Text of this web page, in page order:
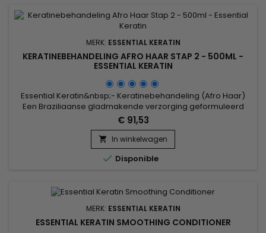
MERK: ESSENTIAL KERATIN
KERATINEBEHANDELING AFRO HAAR STAP 2 - 500ML -
ESSENTIAL KERATIN
Essential Keratin&nbsp;- Keratinebehandeling (Afro Haar)
Een Braziliaanse gladmakende verzorging geformuleerd
met Keratine, Aloë Vera en Macadamia-olie om het haar tot
aan de schors te herstellen en het soepel en glad te
maken.&nbsp; De Essential Keratin Braziliaanse
gladmakende verzorging werd ontworpen voor erg krullend,
golvend en gekroesd haar en...
€ 91,53
 In winkelwagen
 Disponible
MERK: ESSENTIAL KERATIN
ESSENTIAL KERATIN SMOOTHING CONDITIONER